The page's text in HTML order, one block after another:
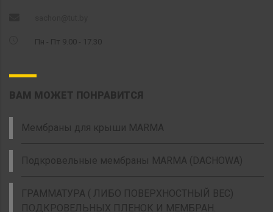
Пн - Пт 9.00 - 17.30
ВАМ МОЖЕТ ПОНРАВИТСЯ
Мембраны для крыши MARMA
Подкровельные мембраны MARMA (DACHOWA)
ГРАММАТУРА ( ЛИБО ПОВЕРХНОСТНЫЙ ВЕС)
ПОДКРОВЕЛЬНЫХ ПЛЕНОК И МЕМБРАН.